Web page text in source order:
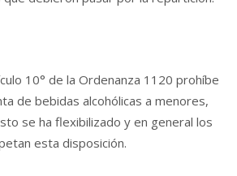
10° de la Ordenanza 1120 prohíbe
de bebidas alcohólicas a menores,
se ha flexibilizado y en general los
esta disposición.